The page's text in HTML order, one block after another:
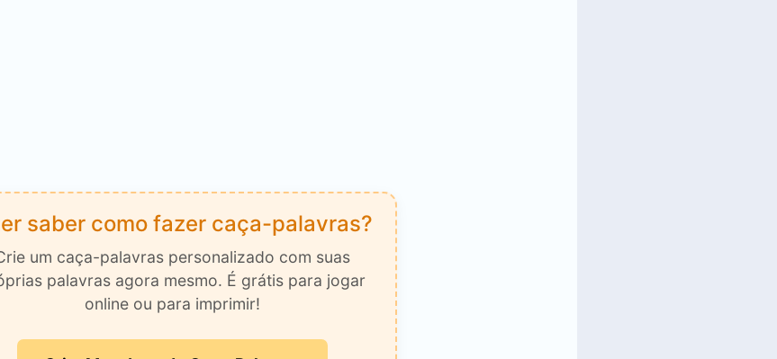
saber como fazer caça-palavras?
um caça-palavras personalizado com suas
palavras agora mesmo. É grátis para jogar
online ou para imprimir!